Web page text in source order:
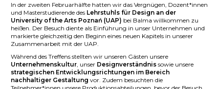
In der zweiten Februarhälfte hatten wir das Vergnügen, Dozent*innen
und Masterstudierende des Lehrstuhls für Design an der
University of the Arts Poznań (UAP) bei Balma willkommen zu
heißen. Der Besuch diente als Einführung in unser Unternehmen und
markierte gleichzeitig den Beginn eines neuen Kapitels in unserer
Zusammenarbeit mit der UAP.
Während des Treffens stellten wir unseren Gästen unsere
Unternehmenskultur , unser Designverständnis sowie unsere
strategischen Entwicklungsrichtungen im Bereich
nachhaltiger Gestaltungvor. Zudem besuchten die